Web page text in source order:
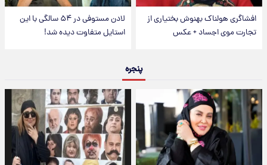
افشاگری هولناک بهنوش بختیاری از
تجارت موی اجساد + عکس
لادن مستوفی در ۵۴ سالگی با این
استایل متفاوت دیده شد!
پنجره